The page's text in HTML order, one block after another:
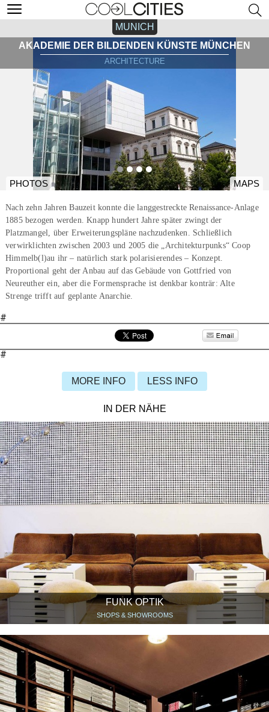
MUNICH
AKADEMIE DER BILDENDEN KÜNSTE MÜNCHEN
ARCHITECTURE
PHOTOS MAPS
Nach zehn Jahren Bauzeit konnte die langgestreckte Renaissance-Anlage
1885 bezogen werden. Knapp hundert Jahre später zwingt der
Platzmangel, über Erweiterungspläne nachzudenken. Schließlich
verwirklichten zwischen 2003 und 2005 die „Architekturpunks“ Coop
Himmelb(l)au ihr – natürlich stark polarisierendes – Konzept.
Proportional geht der Anbau auf das Gebäude von Gottfried von
Neureuther ein, aber die Formensprache ist denkbar konträr: Alte
Strenge trifft auf geplante Anarchie.
#
#
MORE INFO LESS INFO
IN DER NÄHE
FUNK OPTIK
SHOPS & SHOWROOMS